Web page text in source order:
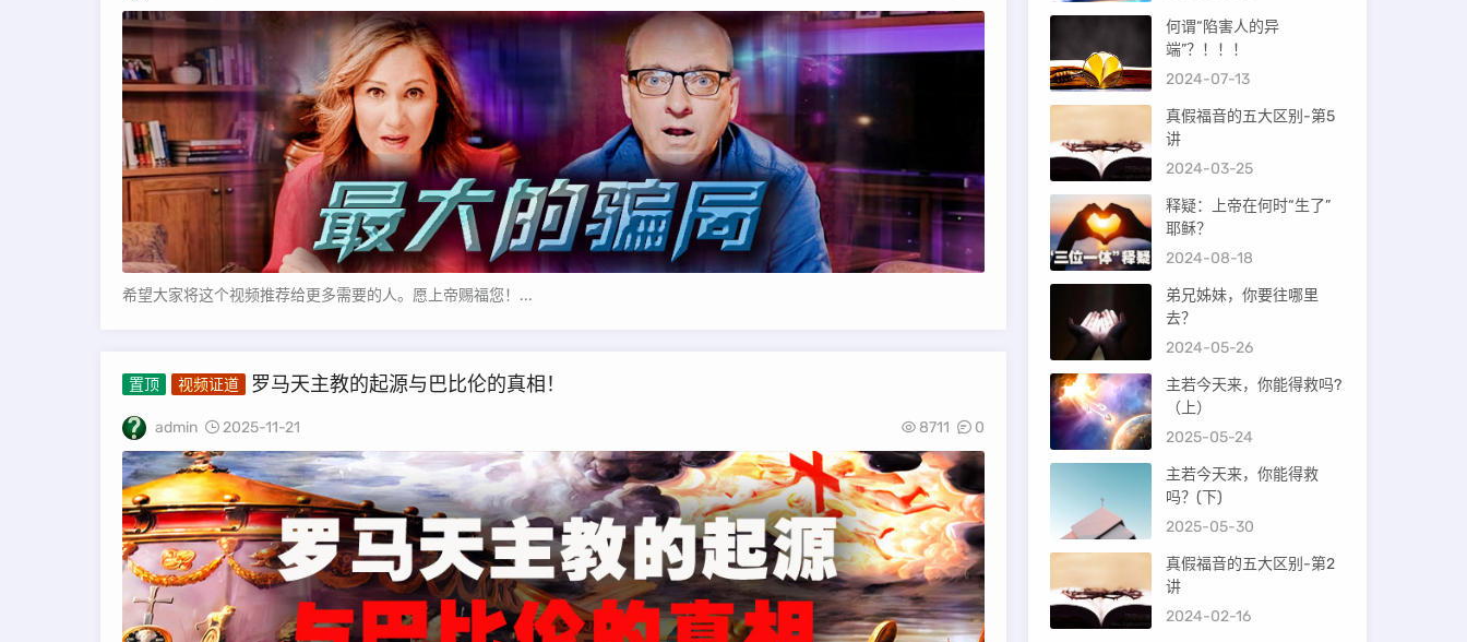
希望大家将这个视频推荐给更多需要的人。愿上帝赐福您！...
置顶 视频证道 罗马天主教的起源与巴比伦的真相！
admin 2025-11-21 8711 0
何谓“陷害人的异
端”？！！！
2024-07-13
真假福音的五大区别-第5
讲
2024-03-25
释疑：上帝在何时“生了”
耶稣？
2024-08-18
弟兄姊妹，你要往哪里
去？
2024-05-26
主若今天来，你能得救吗?
（上）
2025-05-24
主若今天来，你能得救
吗？(下)
2025-05-30
真假福音的五大区别-第2
讲
2024-02-16